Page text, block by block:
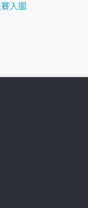
入圍